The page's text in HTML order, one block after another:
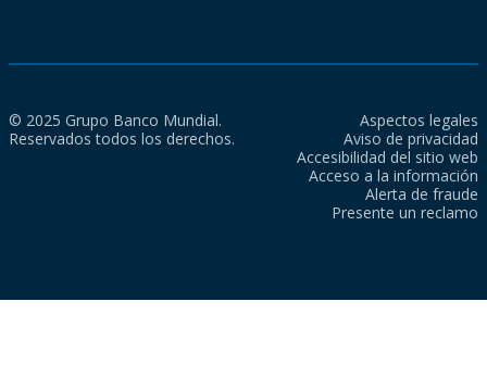
© 2025 Grupo Banco Mundial.
Reservados todos los derechos.
Aspectos legales
Aviso de privacidad
Accesibilidad del sitio web
Acceso a la información
Alerta de fraude
Presente un reclamo